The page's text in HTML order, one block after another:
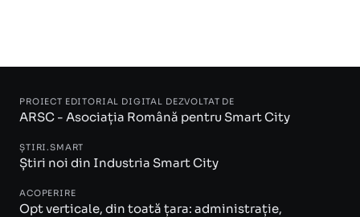
PROIECT EDITORIAL DIGITAL DEZVOLTAT DE
ARSC - Asociația Română pentru Smart City
ȘTIRI.SMART
Știri noi din Industria Smart City
ACOPERIRE
Opt verticale, din toată țara: administrație,